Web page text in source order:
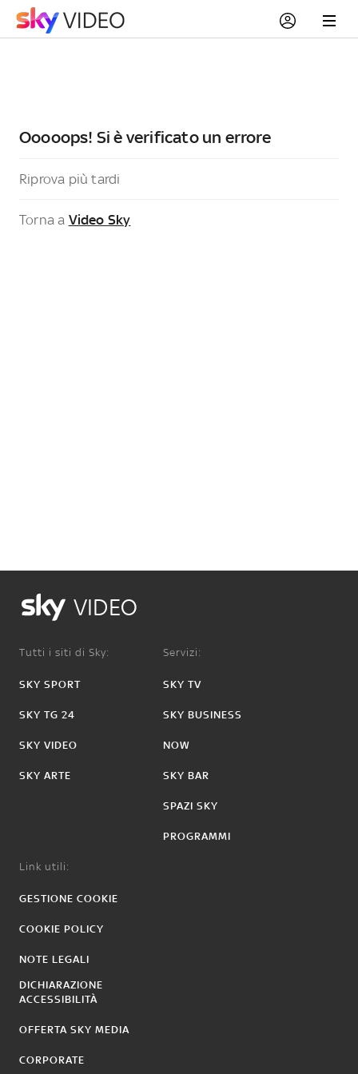
Ooooops! Si è verificato un errore
Riprova più tardi
Torna a Video Sky
VIDEO
Tutti i siti di Sky:
SKY SPORT
SKY TG 24
SKY VIDEO
SKY ARTE
Servizi:
SKY TV
SKY BUSINESS
NOW
SKY BAR
SPAZI SKY
PROGRAMMI
Link utili:
GESTIONE COOKIE
COOKIE POLICY
NOTE LEGALI
DICHIARAZIONE
ACCESSIBILITÀ
OFFERTA SKY MEDIA
CORPORATE